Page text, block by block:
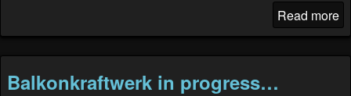
Read more
Balkonkraftwerk in progress…